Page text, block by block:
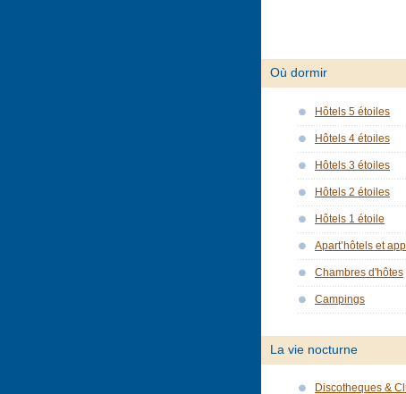
Où dormir
Hôtels 5 étoiles
Hôtels 4 étoiles
Hôtels 3 étoiles
Hôtels 2 étoiles
Hôtels 1 étoile
Apart’hôtels et
Chambres d'hôtes
Campings
La vie nocturne
Discotheques &